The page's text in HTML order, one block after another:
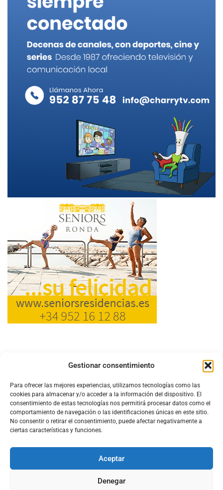
Gestionar consentimiento
Para ofrecer las mejores experiencias, utilizamos tecnologías como las
cookies para almacenar y/o acceder a la información del dispositivo. El
consentimiento de estas tecnologías nos permitirá procesar datos como el
comportamiento de navegación o las identificaciones únicas en este sitio.
No consentir o retirar el consentimiento, puede afectar negativamente a
ciertas características y funciones.
Aceptar
Denegar